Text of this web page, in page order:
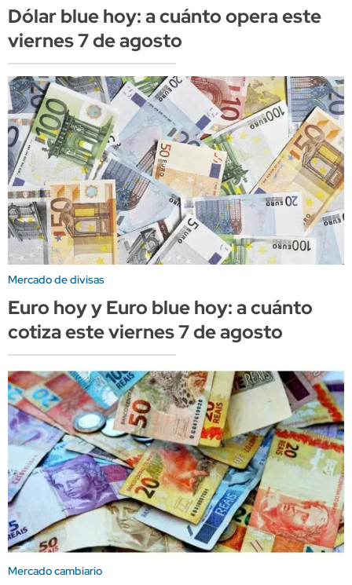
Dólar blue hoy: a cuánto opera este
viernes 7 de agosto
Mercado de divisas
Euro hoy y Euro blue hoy: a cuánto
cotiza este viernes 7 de agosto
Mercado cambiario